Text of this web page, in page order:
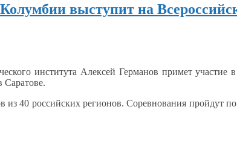
выступит на
института Алексей Германов примет участие
Саратове.
из40 российскихрегионов. Соревнования пройдут по